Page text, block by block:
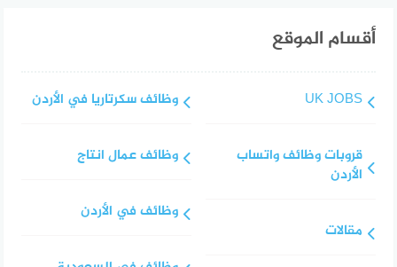
أقسام الموقع
UK JOBS
قروبات وظائف واتساب
الأردن
مقالات
وظائف سكرتاريا في الأردن
وظائف عمال انتاج
وظائف في الأردن